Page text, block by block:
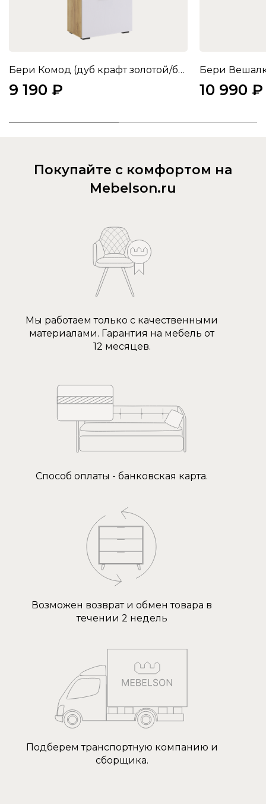
Бери Комод (дуб крафт золотой/белое дерево)
9 190 ₽
Бери
10 990 ₽
Покупайте с комфортом на
Mebelson.ru
Мы работаем только с качественными
материалами. Гарантия на мебель от
12 месяцев.
Способ оплаты - банковская карта.
Возможен возврат и обмен товара в
течении 2 недель
Подберем транспортную компанию и
сборщика.